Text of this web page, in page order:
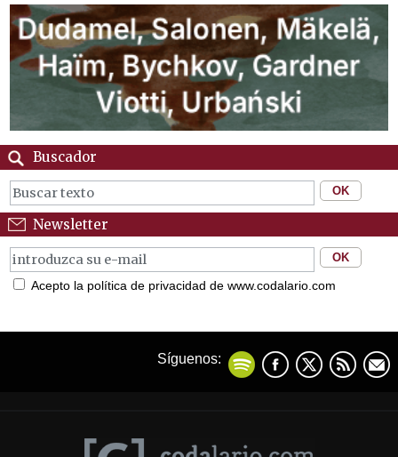
Buscador
Newsletter
Acepto la política de privacidad de www.codalario.com
Síguenos: